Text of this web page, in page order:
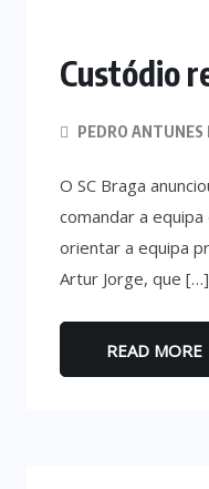
Custódio
PEDRO ANTUNES
O SC Braga
comandar a
orientar a equipa
Artur Jorge, que […]
READ MORE